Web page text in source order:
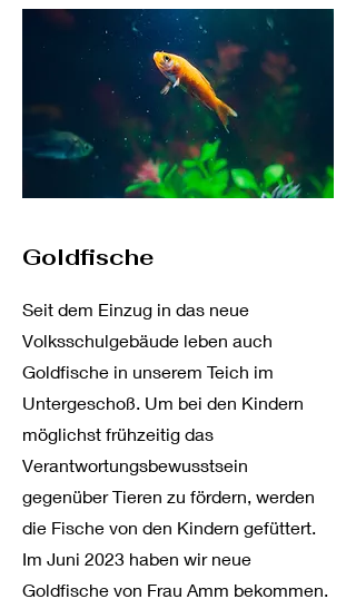
Goldfische
Seit dem Einzug in das neue
Volksschulgebäude leben auch
Goldfische in unserem Teich im
Untergeschoß. Um bei den Kindern
möglichst frühzeitig das
Verantwortungsbewusstsein
gegenüber Tieren zu fördern, werden
die Fische von den Kindern gefüttert.
Im Juni 2023 haben wir neue
Goldfische von Frau Amm bekommen.